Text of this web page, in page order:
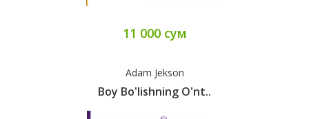
11 000 сум
Adam Jekson
Boy Bo'lishning O'nt..